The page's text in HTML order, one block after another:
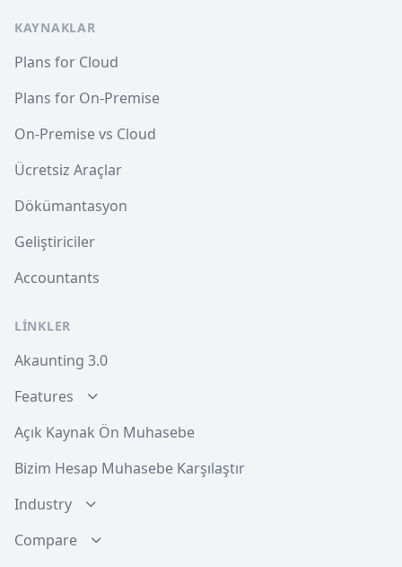
KAYNAKLAR
Plans for Cloud
Plans for On-Premise
On-Premise vs Cloud
Ücretsiz Araçlar
Dökümantasyon
Geliştiriciler
Accountants
LINKLER
Akaunting 3.0
Features
Açık Kaynak Ön Muhasebe
Bizim Hesap Muhasebe Karşılaştır
Industry
Compare